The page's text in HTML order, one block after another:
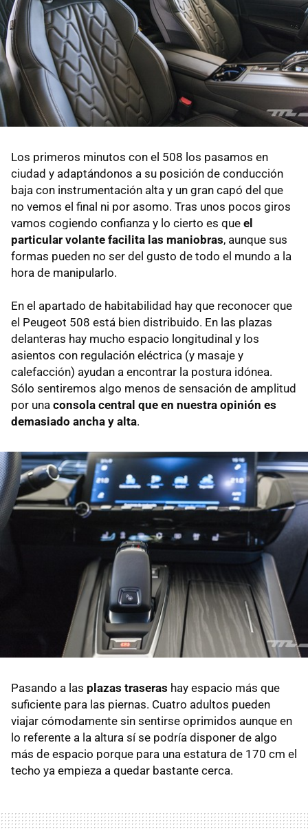
Los primeros minutos con el 508 los pasamos en
ciudad y adaptándonos a su posición de conducción
baja con instrumentación alta y un gran capó del que
no vemos el final ni por asomo. Tras unos pocos giros
vamos cogiendo confianza y lo cierto es que el
particular volante facilita las maniobras, aunque sus
formas pueden no ser del gusto de todo el mundo a la
hora de manipularlo.
En el apartado de habitabilidad hay que reconocer que
el Peugeot 508 está bien distribuido. En las plazas
delanteras hay mucho espacio longitudinal y los
asientos con regulación eléctrica (y masaje y
calefacción) ayudan a encontrar la postura idónea.
Sólo sentiremos algo menos de sensación de amplitud
por una consola central que en nuestra opinión es
demasiado ancha y alta.
Pasando a las plazas traseras hay espacio más que
suficiente para las piernas. Cuatro adultos pueden
viajar cómodamente sin sentirse oprimidos aunque en
lo referente a la altura sí se podría disponer de algo
más de espacio porque para una estatura de 170 cm el
techo ya empieza a quedar bastante cerca.